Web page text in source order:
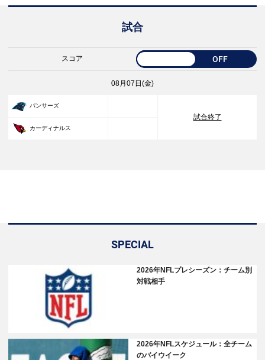
試合
スコア OFF
08月07日(金)
パンサーズ
試合終了
カーディナルス
SPECIAL
2026年NFLプレシーズン：チーム別
対戦相手
2026年NFLスケジュール：全チーム
のバイウイーク